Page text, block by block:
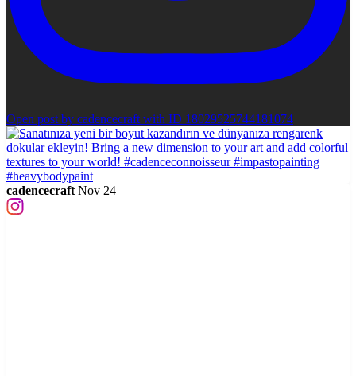
Open post by cadencecraft with ID 18029525744181074
cadencecraft Nov 24